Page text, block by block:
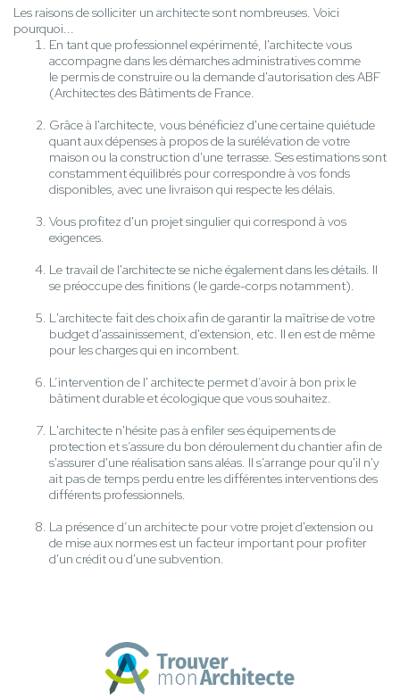
Les raisons de solliciter un architecte sont nombreuses. Voici
pourquoi...
En tant que professionnel expérimenté, l'architecte vous
accompagne dans les démarches administratives comme
le permis de construire ou la demande d'autorisation des ABF
(Architectes des Bâtiments de France.
Grâce à l'architecte, vous bénéficiez d'une certaine quiétude
quant aux dépenses à propos de la surélévation de votre
maison ou la construction d'une terrasse. Ses estimations sont
constamment équilibrés pour correspondre à vos fonds
disponibles, avec une livraison qui respecte les délais.
Vous profitez d'un projet singulier qui correspond à vos
exigences.
Le travail de l'architecte se niche également dans les détails. Il
se préoccupe des finitions (le garde-corps notamment).
L'architecte fait des choix afin de garantir la maîtrise de votre
budget d'assainissement, d'extension, etc. Il en est de même
pour les charges qui en incombent.
L’intervention de l' architecte permet d’avoir à bon prix le
bâtiment durable et écologique que vous souhaitez.
L'architecte n'hésite pas à enfiler ses équipements de
protection et s’assure du bon déroulement du chantier afin de
s'assurer d'une réalisation sans aléas. Il s'arrange pour qu'il n'y
ait pas de temps perdu entre les différentes interventions des
différents professionnels.
La présence d’un architecte pour votre projet d'extension ou
de mise aux normes est un facteur important pour profiter
d'un crédit ou d'une subvention.